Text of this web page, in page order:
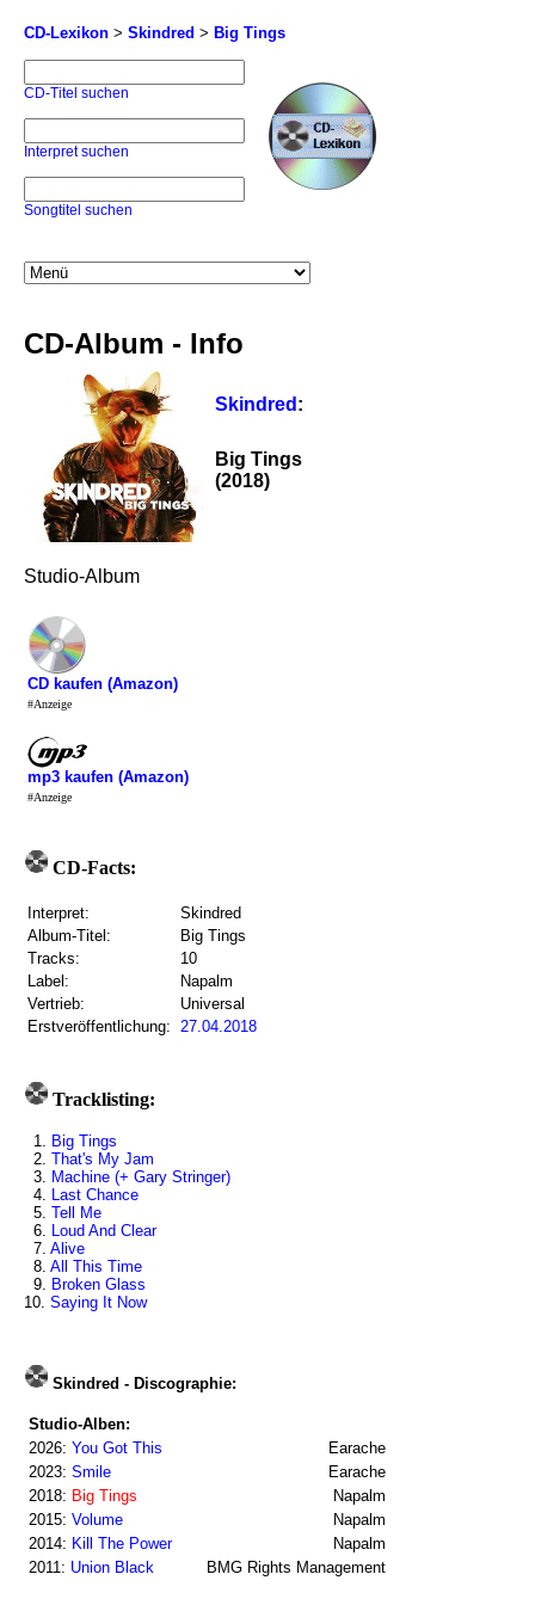
CD-Lexikon > Skindred > Big Tings
CD-Titel suchen
Interpret suchen
Songtitel suchen
CD-Album - Info
Skindred :
Big Tings
(2018)
Studio-Album
CD kaufen (Amazon)
#Anzeige
mp3 kaufen (Amazon)
#Anzeige
CD-Facts:
Interpret:
Skindred
Album-Titel:
Big Tings
Tracks:
10
Label:
Napalm
Vertrieb:
Universal
Erstveröffentlichung: 27.04.2018
Tracklisting:
1. Big Tings
2. That's My Jam
3. Machine (+ Gary Stringer)
4. Last Chance
5. Tell Me
6. Loud And Clear
7. Alive
8. All This Time
9. Broken Glass
10. Saying It Now
Skindred - Discographie:
Studio-Alben:
2026: You Got This
Earache
2023: Smile
Earache
2018: Big Tings
Napalm
2015: Volume
Napalm
2014: Kill The Power
Napalm
2011: Union Black BMG Rights Management